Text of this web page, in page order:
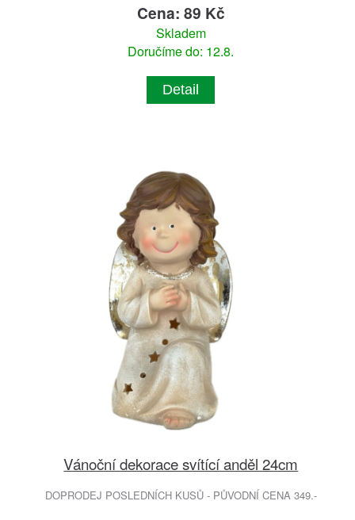
Cena: 89 Kč
Skladem
Doručíme do: 12.8.
Detail
Vánoční dekorace svítící anděl 24cm
DOPRODEJ POSLEDNÍCH KUSŮ - PŮVODNÍ CENA 349.-